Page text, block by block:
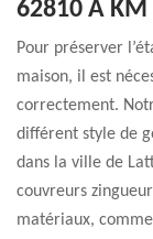
62810 À KM
Pour préserver
maison, il est
correctement.
différent style de
dans la ville de
couvreurs
matériaux,